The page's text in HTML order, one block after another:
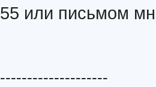
55 или письмом
--------------------